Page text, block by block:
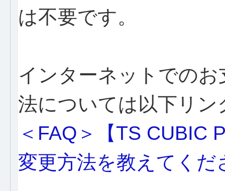
は不要です。
インターネットでの
法については以下リ
＜FAQ＞【TS CUBIC
変更方法を教えてくだ